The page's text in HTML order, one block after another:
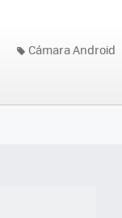
Cámara Android